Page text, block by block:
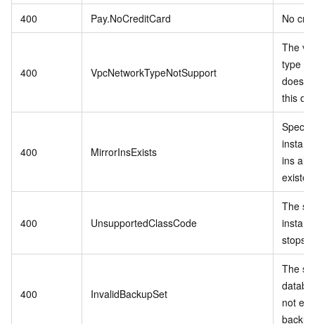
400 Pay.NoCreditCard No
400 VpcNetworkTypeNotSupport
The
type
does
this
400 MirrorInsExists
ins
400 UnsupportedClassCode
The
stops
400 InvalidBackupSet
The
not